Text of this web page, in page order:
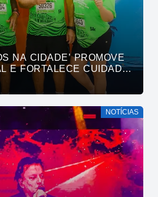
NA CIDADE’ PROMOVE
E FORTALECE CUIDADO
POR MEIO DA CORRIDA
NOTÍCIAS